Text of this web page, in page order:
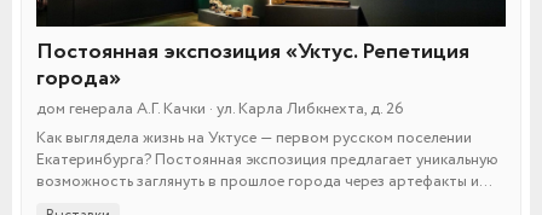
Постоянная экспозиция «Уктус. Репетиция
города»
дом генерала А.Г. Качки · ул. Карла Либкнехта, д. 26
Как выглядела жизнь на Уктусе — первом русском поселении
Екатеринбурга? Постоянная экспозиция предлагает уникальную
возможность заглянуть в прошлое города через артефакты и
истории его зарождения.